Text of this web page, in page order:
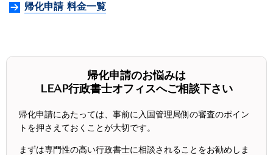
帰化申請 料金一覧
帰化申請のお悩みは
LEAP行政書士オフィスへご相談下さい
帰化申請にあたっては、事前に入国管理局側の審査のポイン
トを押さえておくことが大切です。
まずは専門性の高い行政書士に相談されることをお勧めしま